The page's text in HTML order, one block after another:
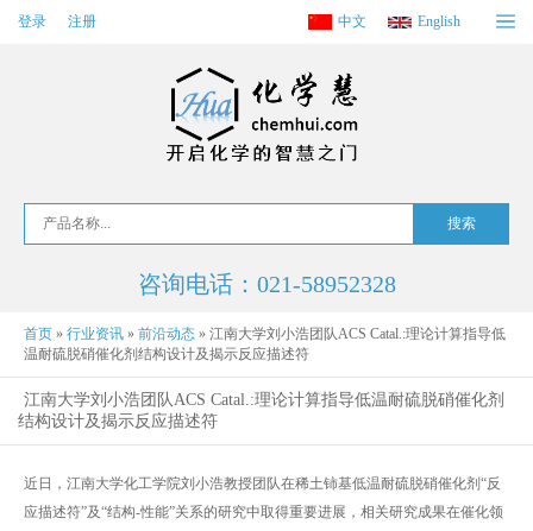
登录 注册 中文 English
咨询电话：021-58952328
首页 » 行业资讯 » 前沿动态 » 江南大学刘小浩团队ACS Catal.:理论计算指导低
温耐硫脱硝催化剂结构设计及揭示反应描述符
江南大学刘小浩团队ACS Catal.:理论计算指导低温耐硫脱硝催化剂
结构设计及揭示反应描述符
近日，江南大学化工学院刘小浩教授团队在稀土铈基低温耐硫脱硝催化剂“反
应描述符”及“结构-性能”关系的研究中取得重要进展，相关研究成果在催化领